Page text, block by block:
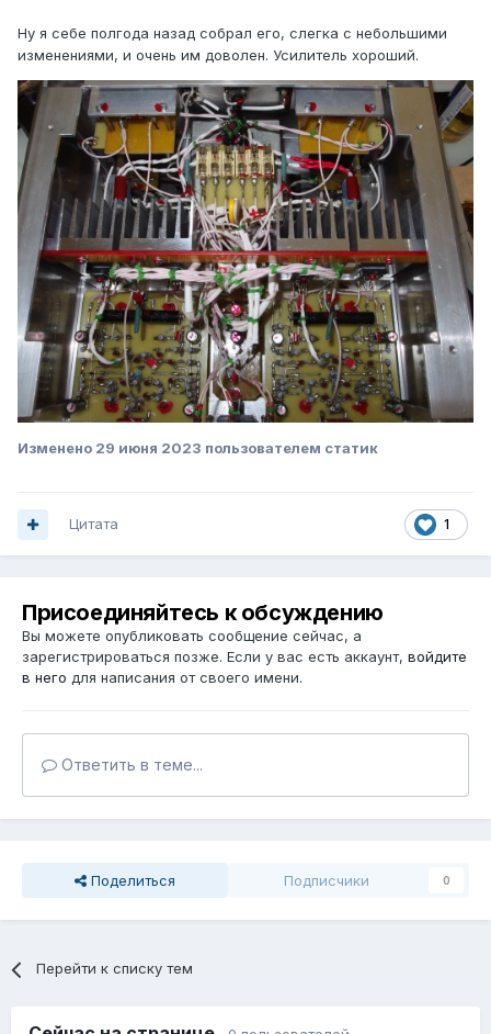
Ну я себе полгода назад собрал его, слегка с небольшими
изменениями, и очень им доволен. Усилитель хороший.
Изменено 29 июня 2023 пользователем статик
1
Цитата
Присоединяйтесь к обсуждению
Вы можете опубликовать сообщение сейчас, а
зарегистрироваться позже. Если у вас есть аккаунт, войдите
в него для написания от своего имени.
Ответить в теме...
Поделиться Подписчики 0
Перейти к списку тем